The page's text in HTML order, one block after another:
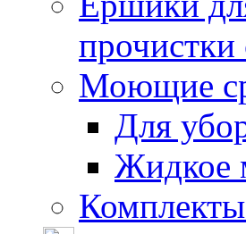
прочистки
Моющие
Для
Жидкое